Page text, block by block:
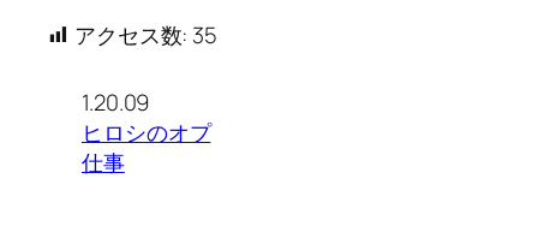
アクセス数: 35
1.20.09
ヒロシのオプ
仕事